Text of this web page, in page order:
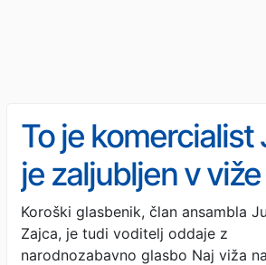
To je komercialist
je zaljubljen v
Koroški glasbenik, član ansambla
Zajca, je tudi voditelj oddaje z
narodnozabavno glasbo Naj viža na